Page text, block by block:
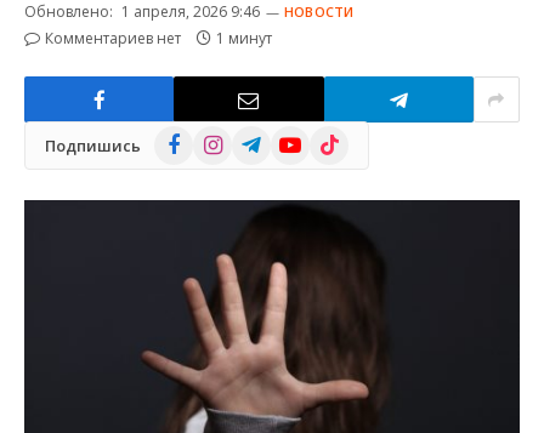
Обновлено: 1 апреля, 2026 9:46 НОВОСТИ
Комментариев нет 1 минут
Подпишись FacebookInstagramTelegramYouTube
TikTok